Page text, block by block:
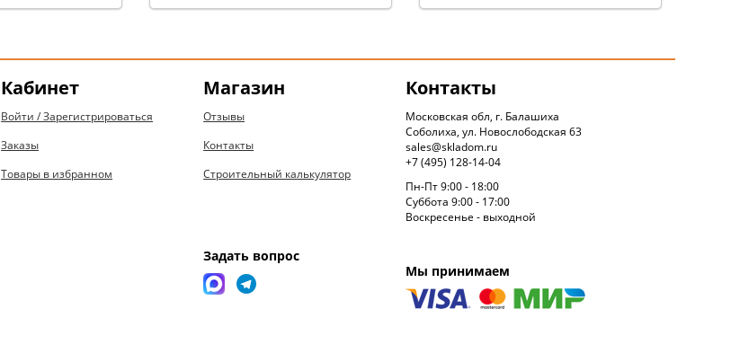
Кабинет
Войти / Зарегистрироваться
Заказы
Товары в избранном
Магазин
Отзывы
Контакты
Строительный калькулятор
Задать вопрос
Контакты
Московская обл, г. Балашиха
Соболиха, ул. Новослободская 63
sales@skladom.ru
+7 (495) 128-14-04
Пн-Пт 9:00 - 18:00
Суббота 9:00 - 17:00
Воскресенье - выходной
Мы принимаем